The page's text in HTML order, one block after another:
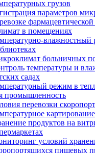
грузов
параметров
в помещениях
влажностный
больничных
температуры и
садах
режим в
промышленность
перевозки
продуктов на
условий
пищевых